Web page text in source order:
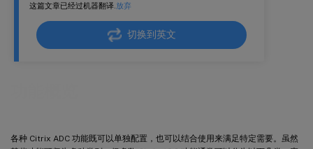
这篇文章已经过机器翻译.放弃
切换到英文
各种 Citrix ADC 功能既可以单独配置，也可以结合使用来满足特定需要。虽然